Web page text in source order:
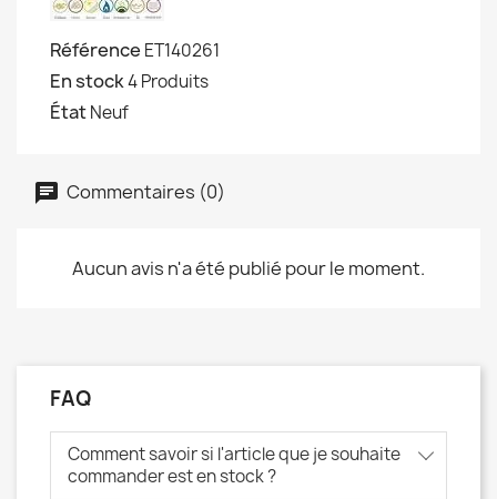
Référence ET140261
En stock4 Produits
ÉtatNeuf
Commentaires (0)
Aucun avis n'a été publié pour le moment.
FAQ
Comment savoir si l'article que je souhaite
commander est en stock ?